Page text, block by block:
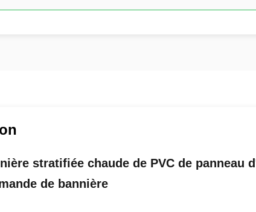
stratifiée chaude de PVC de panneau
de bannière